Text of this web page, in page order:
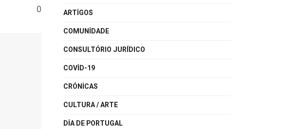
0
ARTIGOS
COMUNIDADE
CONSULTÓRIO JURÍDICO
COVID-19
CRÓNICAS
CULTURA / ARTE
DIA DE PORTUGAL